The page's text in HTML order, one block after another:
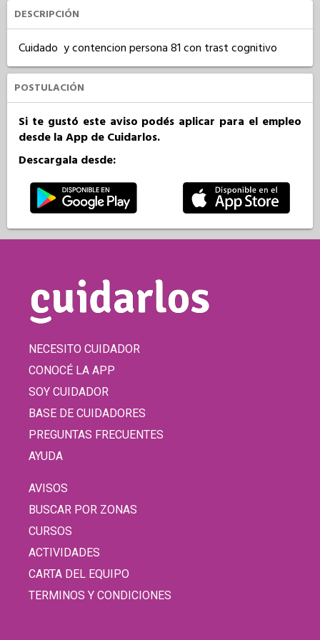
DESCRIPCIÓN
Cuidado  y contencion persona 81 con trast cognitivo
POSTULACIÓN
Si te gustó este aviso podés aplicar para el empleo
desde la App de Cuidarlos.
Descargala desde:
NECESITO CUIDADOR
CONOCÉ LA APP
SOY CUIDADOR
BASE DE CUIDADORES
PREGUNTAS FRECUENTES
AYUDA
AVISOS
BUSCAR POR ZONAS
CURSOS
ACTIVIDADES
CARTA DEL EQUIPO
TERMINOS Y CONDICIONES